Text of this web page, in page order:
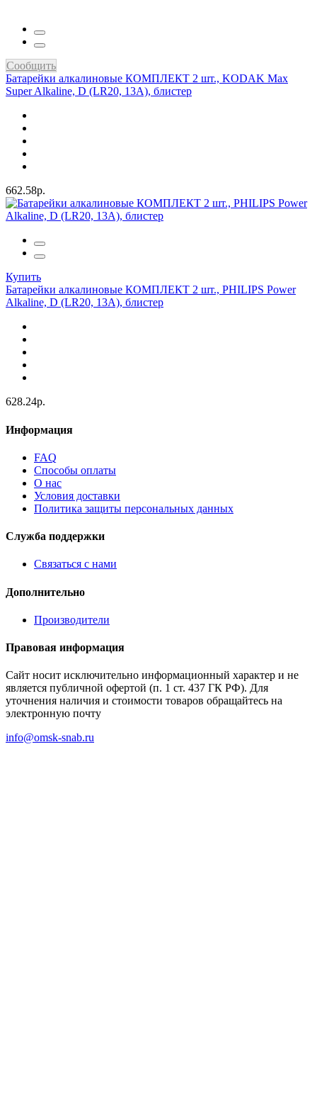
Сообщить
Батарейки алкалиновые КОМПЛЕКТ 2 шт., KODAK Max
Super Alkaline, D (LR20, 13А), блистер
662.58р.
Купить
Батарейки алкалиновые КОМПЛЕКТ 2 шт., PHILIPS Power
Alkaline, D (LR20, 13А), блистер
628.24р.
Информация
FAQ
Способы оплаты
О нас
Условия доставки
Политика защиты персональных данных
Служба поддержки
Связаться с нами
Дополнительно
Производители
Правовая информация
Сайт носит исключительно информационный характер и не
является публичной офертой (п. 1 ст. 437 ГК РФ). Для
уточнения наличия и стоимости товаров обращайтесь на
электронную почту
info@omsk-snab.ru